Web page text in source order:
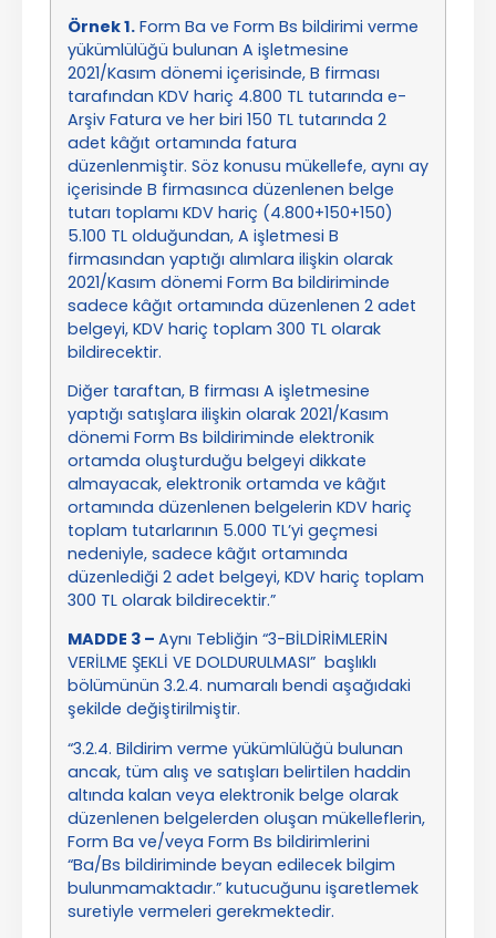
Örnek 1. Form Ba ve Form Bs bildirimi verme
yükümlülüğü bulunan A işletmesine
2021/Kasım dönemi içerisinde, B firması
tarafından KDV hariç 4.800 TL tutarında e-
Arşiv Fatura ve her biri 150 TL tutarında 2
adet kâğıt ortamında fatura
düzenlenmiştir. Söz konusu mükellefe, aynı ay
içerisinde B firmasınca düzenlenen belge
tutarı toplamı KDV hariç (4.800+150+150)
5.100 TL olduğundan, A işletmesi B
firmasından yaptığı alımlara ilişkin olarak
2021/Kasım dönemi Form Ba bildiriminde
sadece kâğıt ortamında düzenlenen 2 adet
belgeyi, KDV hariç toplam 300 TL olarak
bildirecektir.
Diğer taraftan, B firması A işletmesine
yaptığı satışlara ilişkin olarak 2021/Kasım
dönemi Form Bs bildiriminde elektronik
ortamda oluşturduğu belgeyi dikkate
almayacak, elektronik ortamda ve kâğıt
ortamında düzenlenen belgelerin KDV hariç
toplam tutarlarının 5.000 TL’yi geçmesi
nedeniyle, sadece kâğıt ortamında
düzenlediği 2 adet belgeyi, KDV hariç toplam
300 TL olarak bildirecektir.”
MADDE 3 – Aynı Tebliğin “3-BİLDİRİMLERİN
VERİLME ŞEKLİ VE DOLDURULMASI” başlıklı
bölümünün 3.2.4. numaralı bendi aşağıdaki
şekilde değiştirilmiştir.
“3.2.4. Bildirim verme yükümlülüğü bulunan
ancak, tüm alış ve satışları belirtilen haddin
altında kalan veya elektronik belge olarak
düzenlenen belgelerden oluşan mükelleflerin,
Form Ba ve/veya Form Bs bildirimlerini
“Ba/Bs bildiriminde beyan edilecek bilgim
bulunmamaktadır.” kutucuğunu işaretlemek
suretiyle vermeleri gerekmektedir.